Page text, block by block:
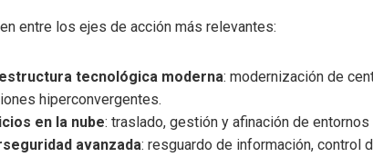
entre los ejes de acción más relevantes:
tecnológica moderna: modernización de
hiperconvergentes.
en la nube: traslado, gestión y afinación de
avanzada: resguardo de información, control